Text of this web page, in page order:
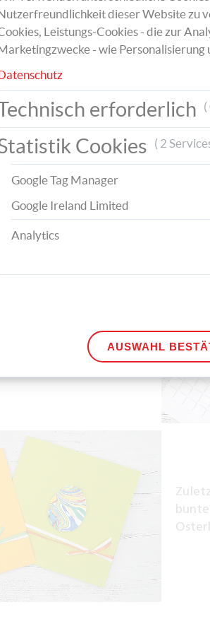
Karten mit den
dieser Website zu
Leistungs-Cookies - die zur
- wie
erforderlich (
Cookies ( 2
Google Tag Manager
Google Ireland Limited
Analytics
AUSWAHL